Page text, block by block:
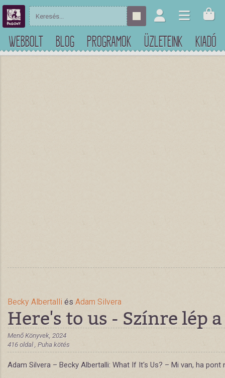
WEBBOLT BLOG PROGRAMOK ÜZLETEINK KIADÓ
Becky Albertalli és Adam Silvera
Here's to us - Színre lép
Menő Könyvek, 2024
416 oldal , Puha kötés
Adam Silvera – Becky Albertalli: What If It's Us? – Mi van, ha